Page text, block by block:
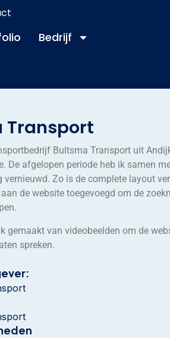
Bedrijf
Transport
Bultsma Transport uit
De afgelopen periode heb ik samen
vernieuwd. Zo is de complete layout
de website toegevoegd om de
gemaakt van videobeelden om de
spreken.